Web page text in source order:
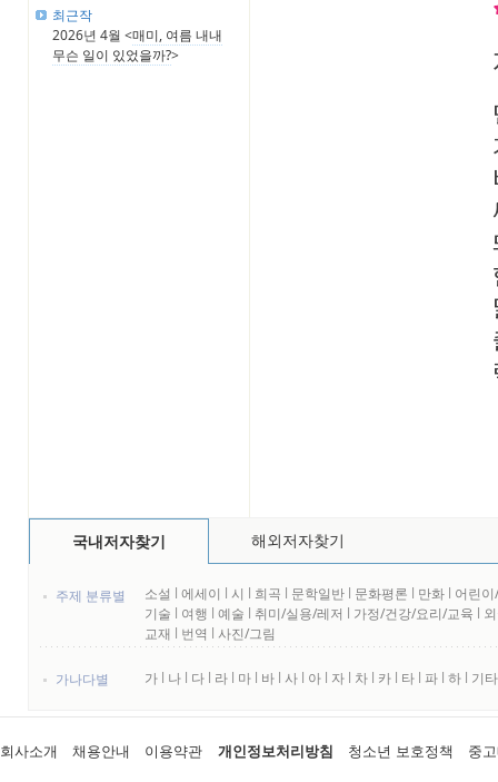
최근작
2026년 4월 <매미, 여름 내내
무슨 일이 있었을까?>
국내저자찾기 해외저자찾기
주제 분류별 소설 l 에세이 l 시 l 희곡 l 문학일반 l 문화평론 l 만화 l 어린
기술 l 여행 l 예술 l 취미/실용/레저 l 가정/건강/요리/교육 l
교재 l 번역 l 사진/그림
가나다별 가 l 나 l 다 l 라 l 마 l 바 l 사 l 아 l 자 l 차 l 카 l 타 l 파 l 하 l 기타
회사소개 채용안내 이용약관 개인정보처리방침 청소년 보호정책 중